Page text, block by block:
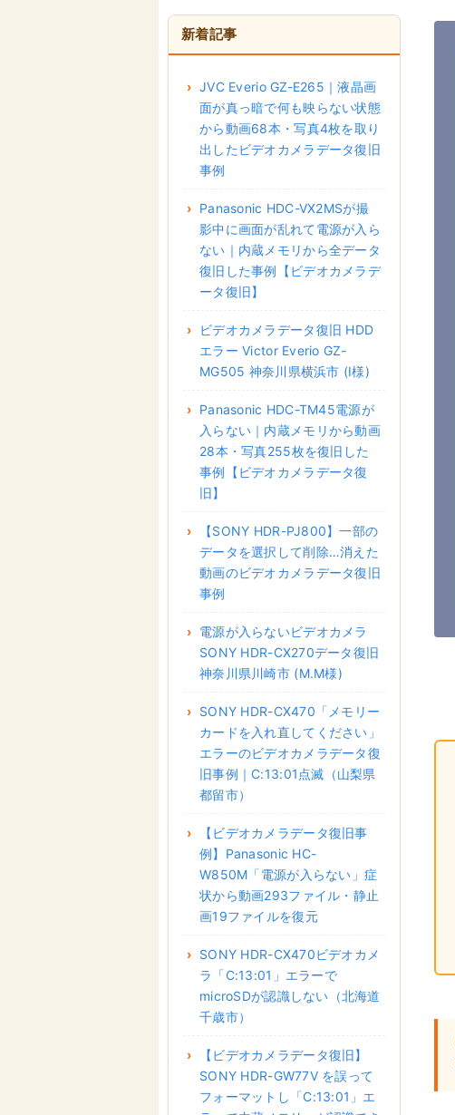
新着記事
JVC Everio GZ-E265｜液晶画
面が真っ暗で何も映らない状態
から動画68本・写真4枚を取り
出したビデオカメラデータ復旧
事例
Panasonic HDC-VX2MSが撮
影中に画面が乱れて電源が入ら
ない｜内蔵メモリから全データ
復旧した事例【ビデオカメラデ
ータ復旧】
ビデオカメラデータ復旧 HDD
エラー Victor Everio GZ-
MG505 神奈川県横浜市 (I様)
Panasonic HDC-TM45電源が
入らない｜内蔵メモリから動画
28本・写真255枚を復旧した
事例【ビデオカメラデータ復
旧】
【SONY HDR-PJ800】一部の
データを選択して削除…消えた
動画のビデオカメラデータ復旧
事例
電源が入らないビデオカメラ
SONY HDR-CX270データ復旧
神奈川県川崎市 (M.M様)
SONY HDR-CX470「メモリー
カードを入れ直してください」
エラーのビデオカメラデータ復
旧事例｜C:13:01点滅（山梨県
都留市）
【ビデオカメラデータ復旧事
例】Panasonic HC-
W850M「電源が入らない」症
状から動画293ファイル・静止
画19ファイルを復元
SONY HDR-CX470ビデオカメ
ラ「C:13:01」エラーで
microSDが認識しない（北海道
千歳市）
【ビデオカメラデータ復旧】
SONY HDR-GW77V を誤って
フォーマットし「C:13:01」エ